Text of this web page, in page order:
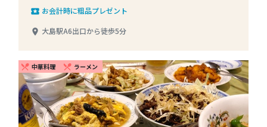
local_play お会計時に粗品プレゼント
place 大島駅A6出口から徒歩5分
restaurant_menu 中華料理 restaurant_menu ラーメン